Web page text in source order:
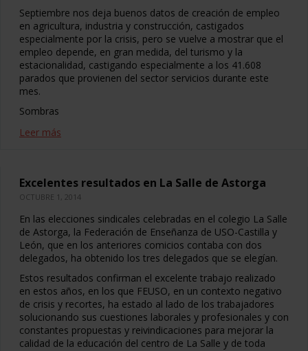
Septiembre nos deja buenos datos de creación de empleo
en agricultura, industria y construcción, castigados
especialmente por la crisis, pero se vuelve a mostrar que el
empleo depende, en gran medida, del turismo y la
estacionalidad, castigando especialmente a los 41.608
parados que provienen del sector servicios durante este
mes.
Sombras
Leer más
Excelentes resultados en La Salle de Astorga
OCTUBRE 1, 2014
En las elecciones sindicales celebradas en el colegio La Salle
de Astorga, la Federación de Enseñanza de USO-Castilla y
León, que en los anteriores comicios contaba con dos
delegados, ha obtenido los tres delegados que se elegían.
Estos resultados confirman el excelente trabajo realizado
en estos años, en los que FEUSO, en un contexto negativo
de crisis y recortes, ha estado al lado de los trabajadores
solucionando sus cuestiones laborales y profesionales y con
constantes propuestas y reivindicaciones para mejorar la
calidad de la educación del centro de La Salle y de toda